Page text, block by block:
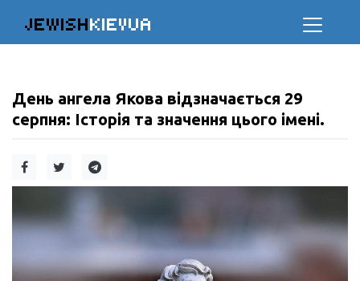
JEWISHKIEVUA
День ангела Якова відзначається 29
серпня: Історія та значення цього імені.